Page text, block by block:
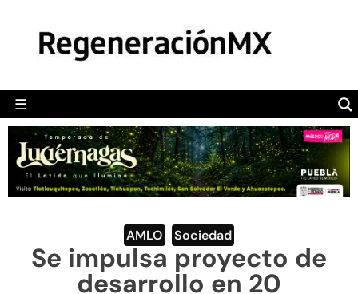
☰
POLÍTICA
CAMALEÓN
OPINIÓN
DEPORTES
ENGLISH SECTION
VIDEOS
AMLO Sociedad
Se impulsa proyecto de
desarrollo en 20